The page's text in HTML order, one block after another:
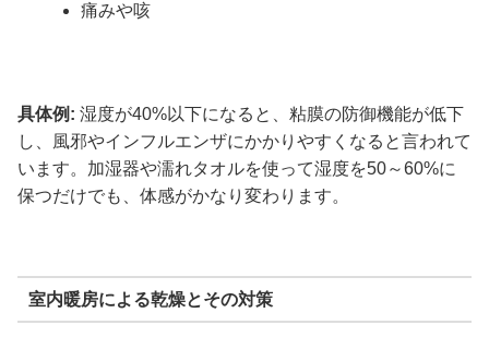
痛みや咳
具体例: 湿度が40%以下になると、粘膜の防御機能が低下
し、風邪やインフルエンザにかかりやすくなると言われて
います。加湿器や濡れタオルを使って湿度を50～60%に
保つだけでも、体感がかなり変わります。
室内暖房による乾燥とその対策